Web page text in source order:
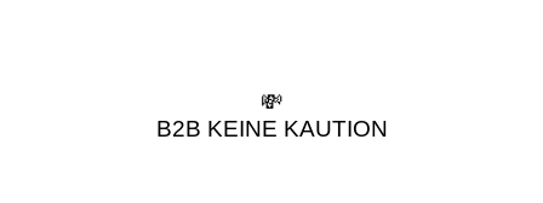
💸
B2B KEINE KAUTION